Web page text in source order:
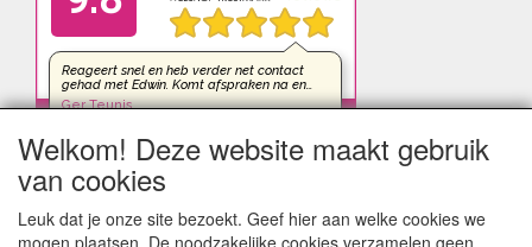
Welkom! Deze website maakt gebruik
van cookies
Leuk dat je onze site bezoekt. Geef hier aan welke cookies we
mogen plaatsen. De noodzakelijke cookies verzamelen geen